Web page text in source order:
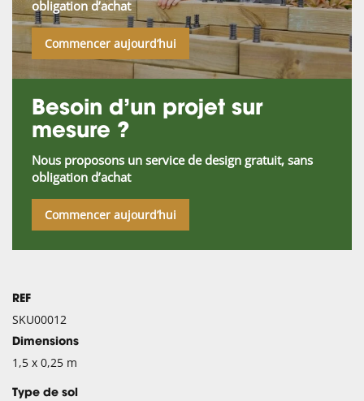
obligation d’achat
Commencer aujourd’hui
Besoin d’un projet sur
mesure ?
Nous proposons un service de design gratuit, sans
obligation d’achat
Commencer aujourd’hui
REF
SKU00012
Dimensions
1,5 x 0,25 m
Type de sol